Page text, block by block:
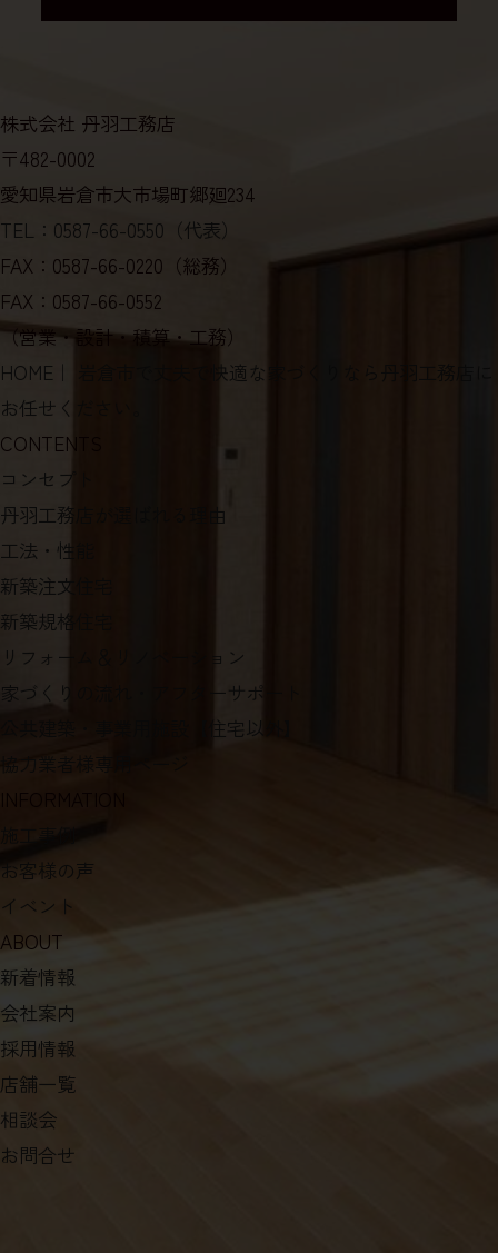
株式会社 丹羽工務店
〒482-0002
愛知県岩倉市大市場町郷廻234
TEL：0587-66-0550（代表）
FAX：0587-66-0220（総務）
FAX：0587-66-0552
（営業・設計・積算・工務）
HOME ｜ 岩倉市で丈夫で快適な家づくりなら丹羽工務店に
お任せください。
CONTENTS
コンセプト
丹羽工務店が選ばれる理由
工法・性能
新築注文住宅
新築規格住宅
リフォーム＆リノベーション
家づくりの流れ・アフターサポート
公共建築・事業用施設【住宅以外】
協力業者様専用ページ
お客様の声
イベント
ABOUT
新着情報
会社案内
採用情報
店舗一覧
相談会
お問合せ